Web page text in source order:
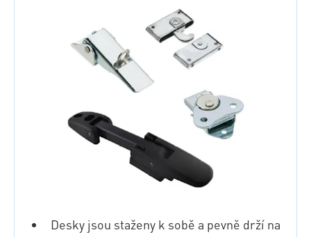
Desky jsou staženy k sobě a pevně drží na